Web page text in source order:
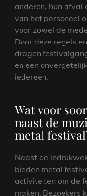
anderen, hun afval
van het personeel
voor zowel de
Door deze regels
dragen
en een
iedereen.
Wat voor
naast de
metal
Naast de
bieden metal
activiteiten om de
maken. Bezoekers